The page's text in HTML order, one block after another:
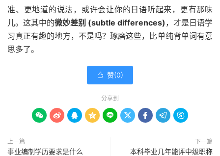
准、更地道的说法，或许会让你的日语听起来，更有那味
儿。这其中的微妙差别 (subtle differences) ，才是日语学
习真正有趣的地方，不是吗？琢磨这些，比单纯背单词有意
思多了。
 赞(0)
分享到
        
上一篇
事业编制学历要求是什么
下一篇
本科毕业几年能评中级职称